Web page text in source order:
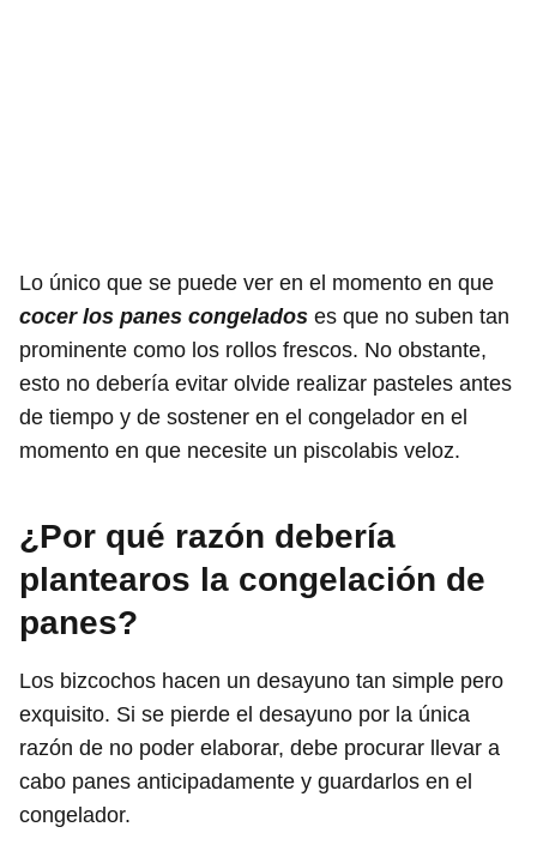
Lo único que se puede ver en el momento en que
cocer los panes congelados es que no suben tan
prominente como los rollos frescos. No obstante,
esto no debería evitar olvide realizar pasteles antes
de tiempo y de sostener en el congelador en el
momento en que necesite un piscolabis veloz.
¿Por qué razón debería
plantearos la congelación de
panes?
Los bizcochos hacen un desayuno tan simple pero
exquisito. Si se pierde el desayuno por la única
razón de no poder elaborar, debe procurar llevar a
cabo panes anticipadamente y guardarlos en el
congelador.